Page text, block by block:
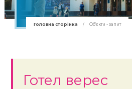
Головна сторінка / Об'єкти - запит
Готел верес